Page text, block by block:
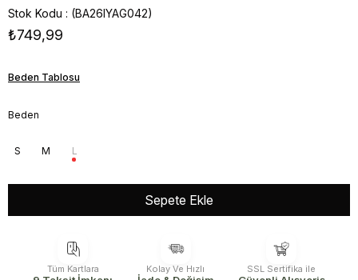
Stok Kodu (BA26IYAG042)
₺749,99
Beden Tablosu
Beden
S M L
Tüm Kartlara Kolay Ve Hızlı SSL Sertifika ile